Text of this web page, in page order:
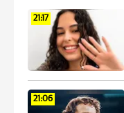
21:17
21:06